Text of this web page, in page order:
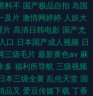
料不 国产极品自拍 岛国
及片 激情网婷婷 人妖大
片 高清日韩电影 国产尤
口 日本国产成人视频 日
三级毛片 最新黄色av 麻
多 福利所导航 三级视频
本三级全黄 乱伦天堂 国
品又 爱豆传媒下载 丁香